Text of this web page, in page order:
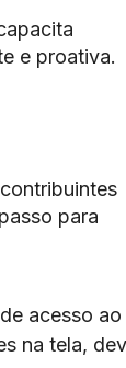
e proativa.
para
acesso ao
na tela,